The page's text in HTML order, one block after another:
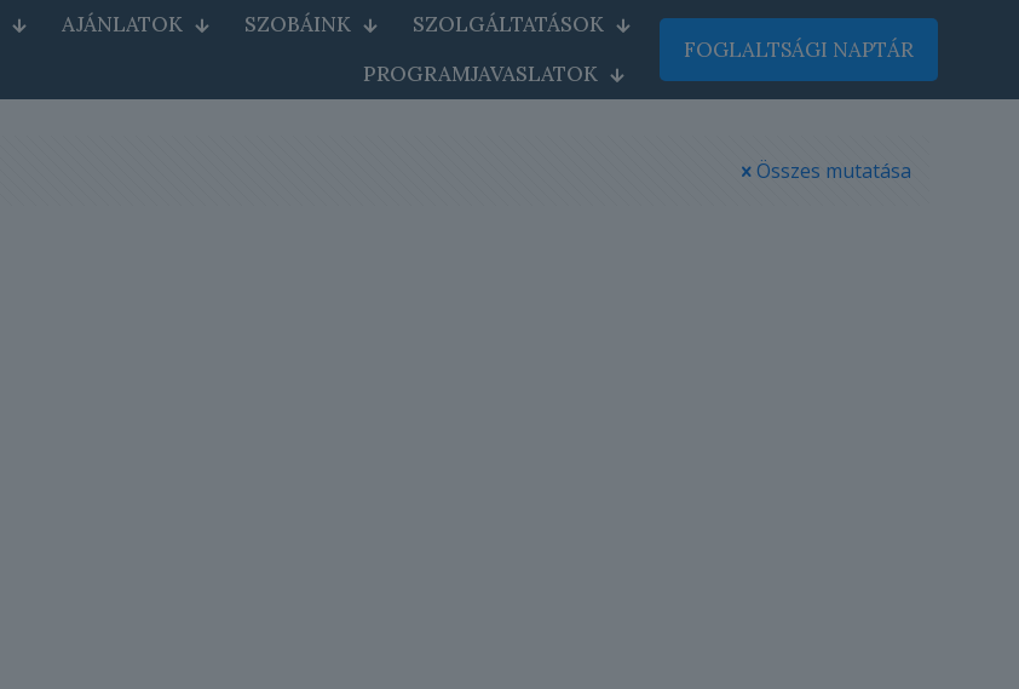
AJÁNLATOK SZOBÁINK
SZOLGÁLTATÁSOK
PROGRAMJAVASLATOK
FOGLALTSÁGI NAPTÁR
Összes mutatása